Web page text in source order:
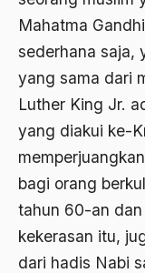
Mahatma
sederhana saja,
yang sama dari
Luther King Jr.
yang diakui ke-
bagi orang
tahun 60-an
kekerasan itu,
dari hadis Nabi
al-quran
Ali Khomeini
Ali Murtopo
Ali Shariati
Ali Sidikin
Ali Syahbana
Aliran AHmadiyah